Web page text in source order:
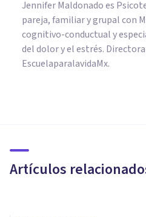
Jennifer Maldonado es
pareja, familiar y grupal con
cognitivo-conductual y
del dolor y el estrés.
EscuelaparalavidaMx.
Artículos
terapia?